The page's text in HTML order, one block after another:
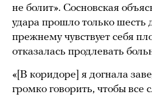
не болит». Сосновская
удара прошло только шесть
прежнему чувствует себя
отказалась продлевать
«[В коридоре] я догнала
громко говорить, чтобы все